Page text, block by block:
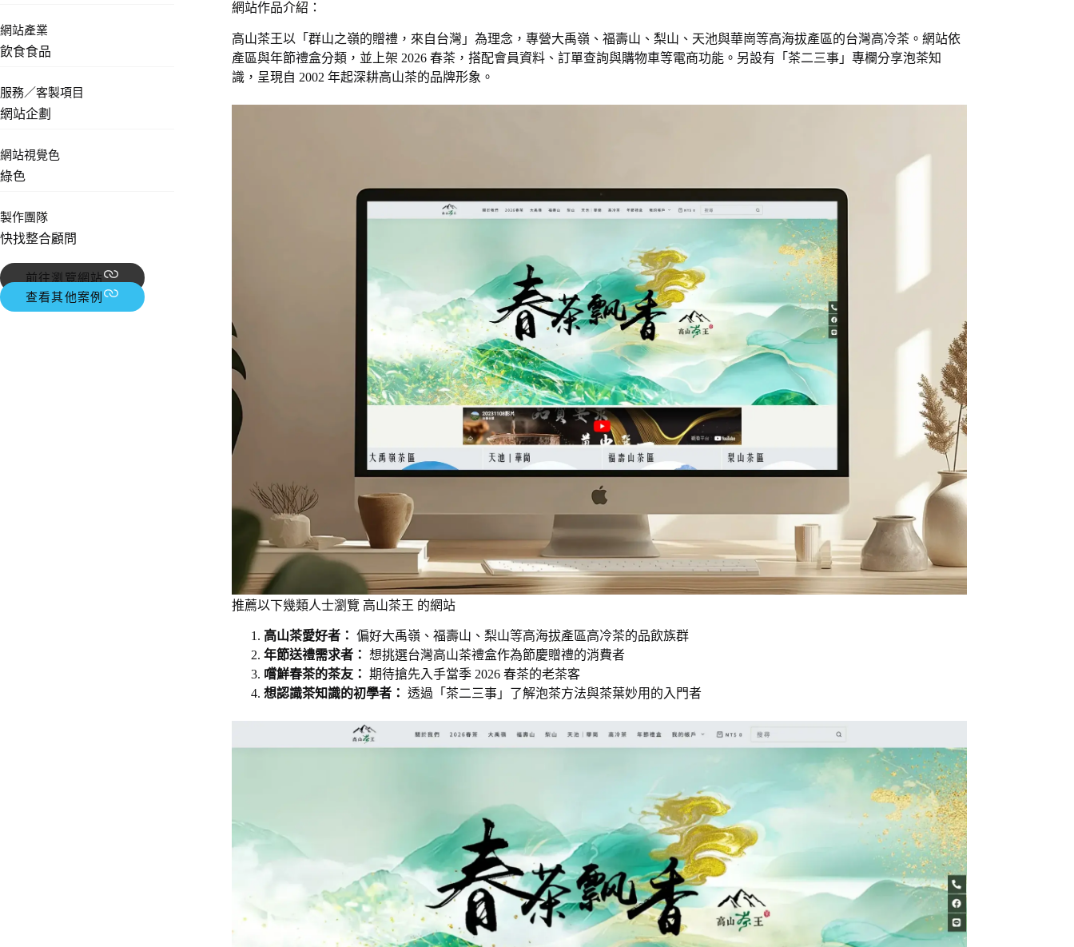
網站作品介紹：
高山茶王以「群山之嶺的贈禮，來自台灣」為理念，專營大禹嶺、福壽山、梨山、天池與華崗等高海拔產區的台灣高冷茶。網站依
產區與年節禮盒分類，並上架 2026 春茶，搭配會員資料、訂單查詢與購物車等電商功能。另設有「茶二三事」專欄分享泡茶知
識，呈現自 2002 年起深耕高山茶的品牌形象。
推薦以下幾類人士瀏覽 高山茶王 的網站
高山茶愛好者： 偏好大禹嶺、福壽山、梨山等高海拔產區高冷茶的品飲族群
年節送禮需求者： 想挑選台灣高山茶禮盒作為節慶贈禮的消費者
嚐鮮春茶的茶友： 期待搶先入手當季 2026 春茶的老茶客
想認識茶知識的初學者： 透過「茶二三事」了解泡茶方法與茶葉妙用的入門者
網站產業
飲食食品
服務／客製項目
網站企劃
網站視覺色
綠色
製作團隊
快找整合顧問
前往瀏覽網站
查看其他案例